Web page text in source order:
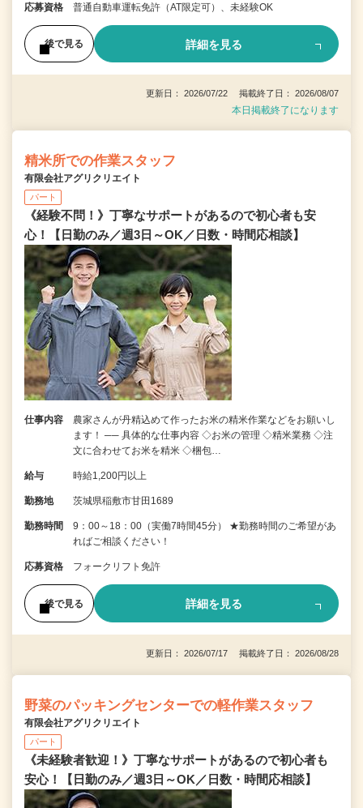
応募資格 普通自動車運転免許（AT限定可）、未経験OK
後で見る 詳細を見る
更新日： 2026/07/22 掲載終了日： 2026/08/07
本日掲載終了になります
精米所での作業スタッフ
有限会社アグリクリエイト
パート
《経験不問！》丁寧なサポートがあるので初心者も安
心！【日勤のみ／週3日～OK／日数・時間応相談】
仕事内容
農家さんが丹精込めて作ったお米の精米作業などをお願いし
ます！ ── 具体的な仕事内容 ◇お米の管理 ◇精米業務 ◇注
文に合わせてお米を精米 ◇梱包…
給与 時給1,200円以上
勤務地 茨城県稲敷市甘田1689
勤務時間
9：00～18：00（実働7時間45分） ★勤務時間のご希望があ
ればご相談ください！
応募資格 フォークリフト免許
後で見る 詳細を見る
更新日： 2026/07/17 掲載終了日： 2026/08/28
野菜のパッキングセンターでの軽作業スタッフ
有限会社アグリクリエイト
パート
《未経験者歓迎！》丁寧なサポートがあるので初心者も
安心！【日勤のみ／週3日～OK／日数・時間応相談】